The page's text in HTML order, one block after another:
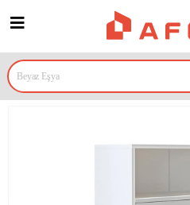
Prijava za članove